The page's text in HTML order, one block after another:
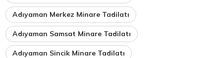
Adıyaman Merkez Minare Tadilatı
Adıyaman Samsat Minare Tadilatı
Adıyaman Sincik Minare Tadilatı